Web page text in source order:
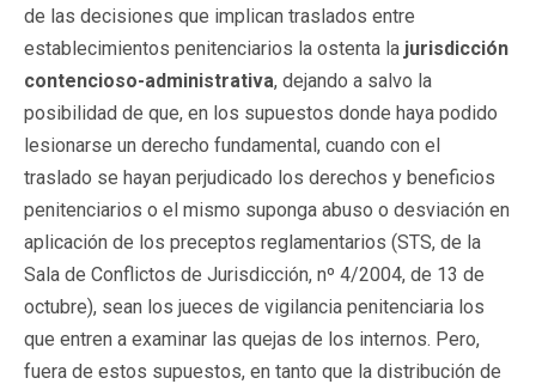
de las decisiones que implican traslados entre
establecimientos penitenciarios la ostenta la jurisdicción
contencioso-administrativa, dejando a salvo la
posibilidad de que, en los supuestos donde haya podido
lesionarse un derecho fundamental, cuando con el
traslado se hayan perjudicado los derechos y beneficios
penitenciarios o el mismo suponga abuso o desviación en
aplicación de los preceptos reglamentarios (STS, de la
Sala de Conflictos de Jurisdicción, nº 4/2004, de 13 de
octubre), sean los jueces de vigilancia penitenciaria los
que entren a examinar las quejas de los internos. Pero,
fuera de estos supuestos, en tanto que la distribución de